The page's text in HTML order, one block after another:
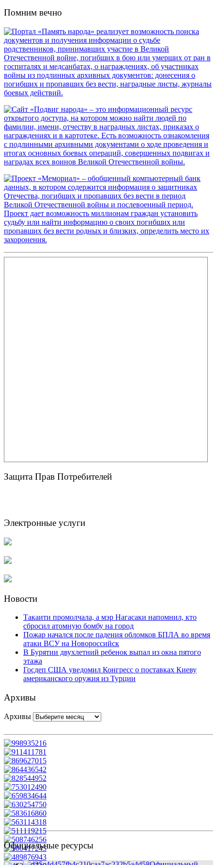
Помним вечно
Защита Прав Потребителей
Электронные услуги
Новости
Такаити промолчала, а мэр Нагасаки напомнил, кто
сбросил атомную бомбу на город
Пожар начался после падения обломков БПЛА во время
атаки ВСУ на Новороссийск
В Бурятии двухлетний ребенок выпал из окна пятого
этажа
Госдеп США уведомил Конгресс о поставках Киеву
американского оружия из Турции
Архивы
Архивы
Официальные ресурсы